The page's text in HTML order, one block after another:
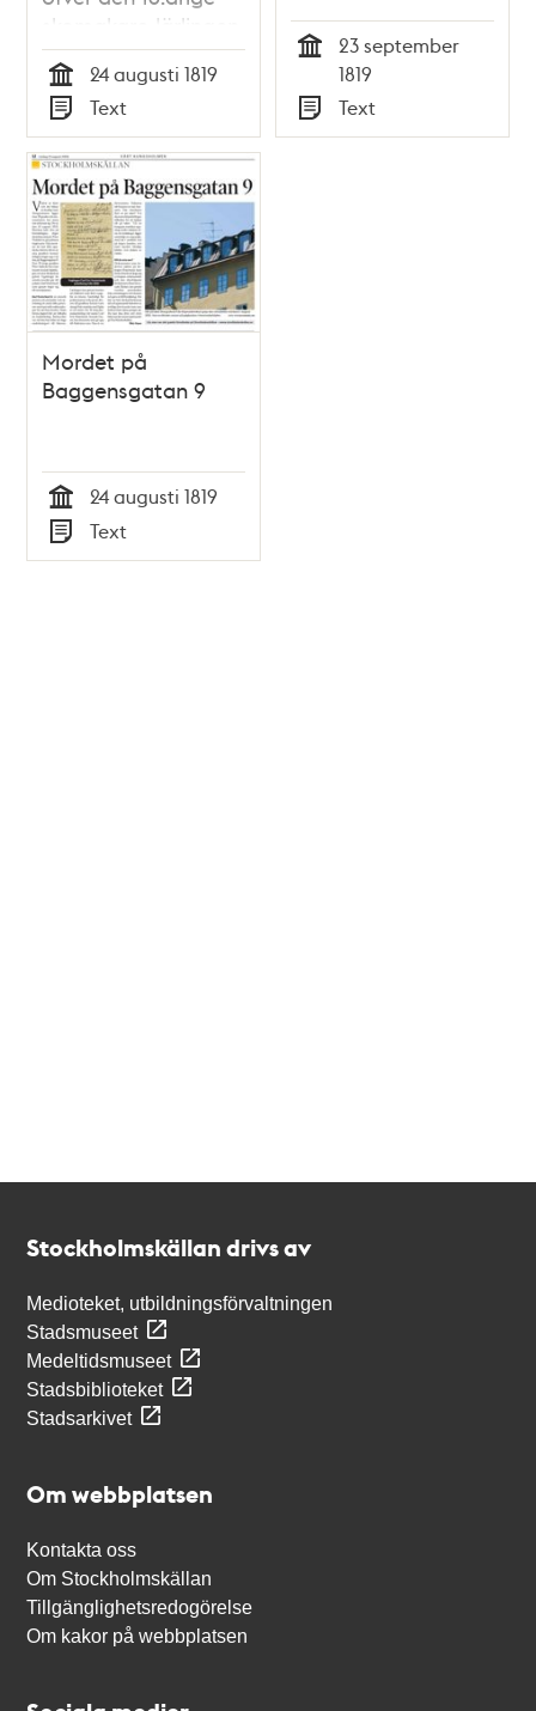
skomakare-lärlingen
Carl Eric Vesterlund,
hvilken den 24 sistl.
augusti mördat den
70-årige skräddare-
gesällen Peter
Askbom.
Tid
24 augusti 1819
Typ
Text
23 september
1819
Typ
Text
Mordet på
Baggensgatan 9
Tid
24 augusti 1819
Typ
Text
Stockholmskällan drivs av
Medioteket, utbildningsförvaltningen
Stadsmuseet
Medeltidsmuseet
Stadsbiblioteket
Stadsarkivet
Om webbplatsen
Kontakta oss
Om Stockholmskällan
Tillgänglighetsredogörelse
Om kakor på webbplatsen